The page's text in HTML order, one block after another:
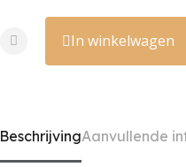
In winkelwagen
BeschrijvingAanvullende